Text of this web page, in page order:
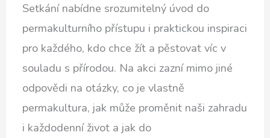
Setkání nabídne srozumitelný úvod do
permakulturního přístupu i praktickou inspiraci
pro každého, kdo chce žít a pěstovat víc v
souladu s přírodou. Na akci zazní mimo jiné
odpovědi na otázky, co je vlastně
permakultura, jak může proměnit naši zahradu
i každodenní život a jak do